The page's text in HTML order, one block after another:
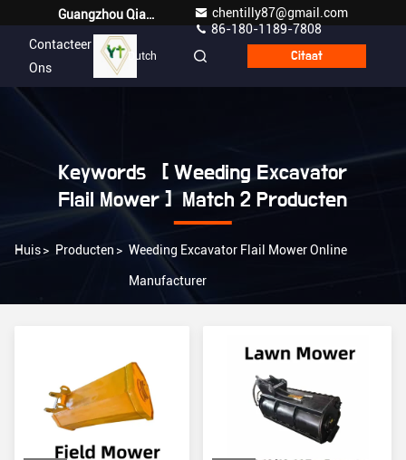
Guangzhou Qianyuan Construction Machinery Co,.LTD
chentilly87@gmail.com
86-180-1189-7808
Contacteer
Ons
Dutch Citaat
Keywords [ Weeding Excavator
Flail Mower ] Match 2 Producten
Huis> Producten > Weeding Excavator Flail Mower Online
Manufacturer